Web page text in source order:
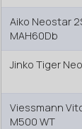
Aiko Neostar
MAH60Db
Jinko Tiger
Viessmann
M500 WT